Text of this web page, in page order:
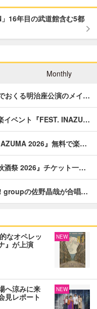
16年目の武道館含む5都
Monthly
おくる明治座公演のメイ…
イベント『FEST. INAZU…
2026』無料で楽…
酒祭 2026』チケット一…
! groupの佐野晶哉が合唱…
なオペレッ
』が上演
NEW
へ涼みに来
見レポート
NEW